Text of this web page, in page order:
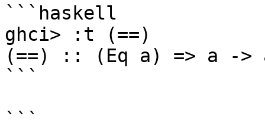
```haskell
ghci> :t (==)
(==) :: (Eq a) => a ->
```
```